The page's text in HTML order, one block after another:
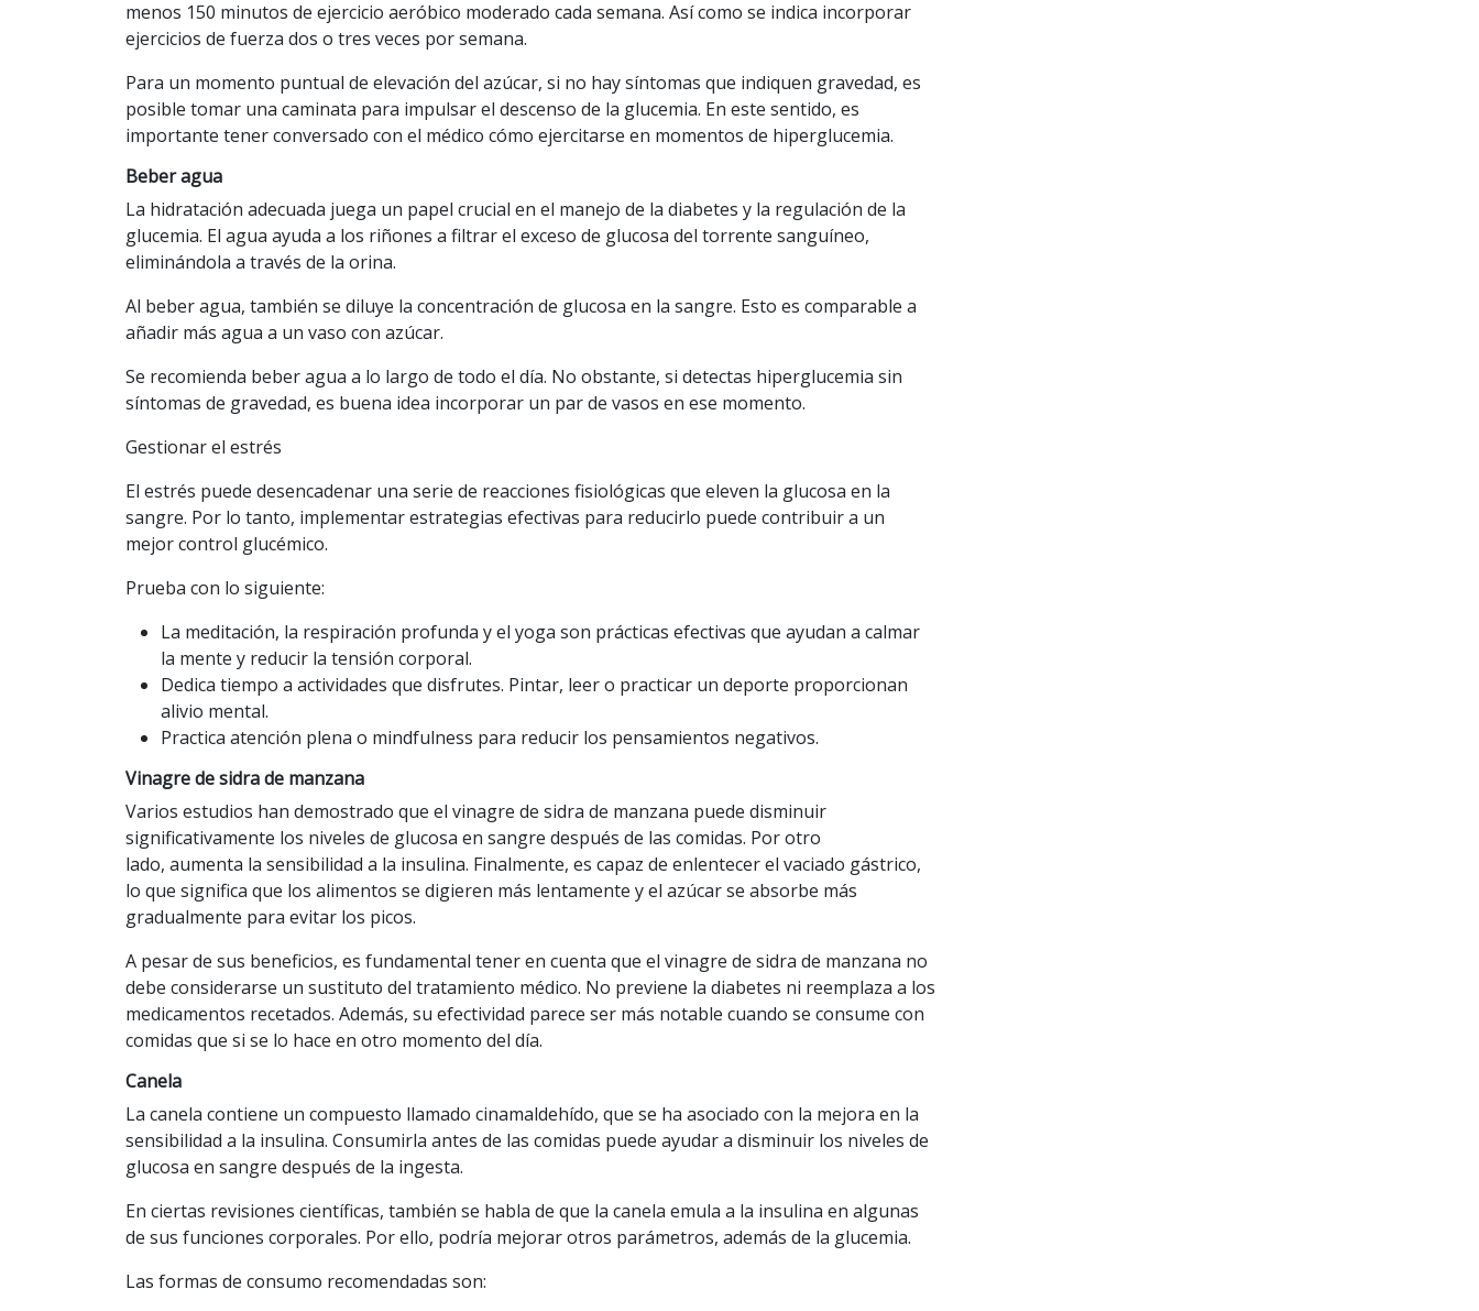
menos 150 minutos de ejercicio aeróbico moderado cada semana. Así como se indica incorporar
ejercicios de fuerza dos o tres veces por semana.
Para un momento puntual de elevación del azúcar, si no hay síntomas que indiquen gravedad, es
posible tomar una caminata para impulsar el descenso de la glucemia. En este sentido, es
importante tener conversado con el médico cómo ejercitarse en momentos de hiperglucemia.
Beber agua
La hidratación adecuada juega un papel crucial en el manejo de la diabetes y la regulación de la
glucemia. El agua ayuda a los riñones a filtrar el exceso de glucosa del torrente sanguíneo,
eliminándola a través de la orina.
Al beber agua, también se diluye la concentración de glucosa en la sangre. Esto es comparable a
añadir más agua a un vaso con azúcar.
Se recomienda beber agua a lo largo de todo el día. No obstante, si detectas hiperglucemia sin
síntomas de gravedad, es buena idea incorporar un par de vasos en ese momento.
Gestionar el estrés
El estrés puede desencadenar una serie de reacciones fisiológicas que eleven la glucosa en la
sangre. Por lo tanto, implementar estrategias efectivas para reducirlo puede contribuir a un
mejor control glucémico.
Prueba con lo siguiente:
La meditación, la respiración profunda y el yoga son prácticas efectivas que ayudan a calmar
la mente y reducir la tensión corporal.
Dedica tiempo a actividades que disfrutes. Pintar, leer o practicar un deporte proporcionan
alivio mental.
Practica atención plena o mindfulness para reducir los pensamientos negativos.
Vinagre de sidra de manzana
Varios estudios han demostrado que el vinagre de sidra de manzana puede disminuir
significativamente los niveles de glucosa en sangre después de las comidas. Por otro
lado, aumenta la sensibilidad a la insulina. Finalmente, es capaz de enlentecer el vaciado gástrico,
lo que significa que los alimentos se digieren más lentamente y el azúcar se absorbe más
gradualmente para evitar los picos.
A pesar de sus beneficios, es fundamental tener en cuenta que el vinagre de sidra de manzana no
debe considerarse un sustituto del tratamiento médico. No previene la diabetes ni reemplaza a los
medicamentos recetados. Además, su efectividad parece ser más notable cuando se consume con
comidas que si se lo hace en otro momento del día.
Canela
La canela contiene un compuesto llamado cinamaldehído, que se ha asociado con la mejora en la
sensibilidad a la insulina. Consumirla antes de las comidas puede ayudar a disminuir los niveles de
glucosa en sangre después de la ingesta.
En ciertas revisiones científicas, también se habla de que la canela emula a la insulina en algunas
de sus funciones corporales. Por ello, podría mejorar otros parámetros, además de la glucemia.
Las formas de consumo recomendadas son: